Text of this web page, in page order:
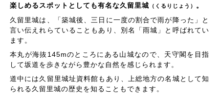
楽しめるスポットとしても有名な久留里城 （くるりじょう） 。
久留里城は、「築城後、三日に一度の割合で雨が降った」と
言い伝えれらていることもあり、別名「雨城」と呼ばれてい
ます。
本丸が海抜145mのところにある山城なので、天守閣を目指
して坂道を歩きながら豊かな自然を感じられます。
道中には久留里城址資料館もあり、上総地方の名城として知
られる久留里城の歴史を知ることもできます。